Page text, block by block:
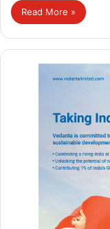
Read More »